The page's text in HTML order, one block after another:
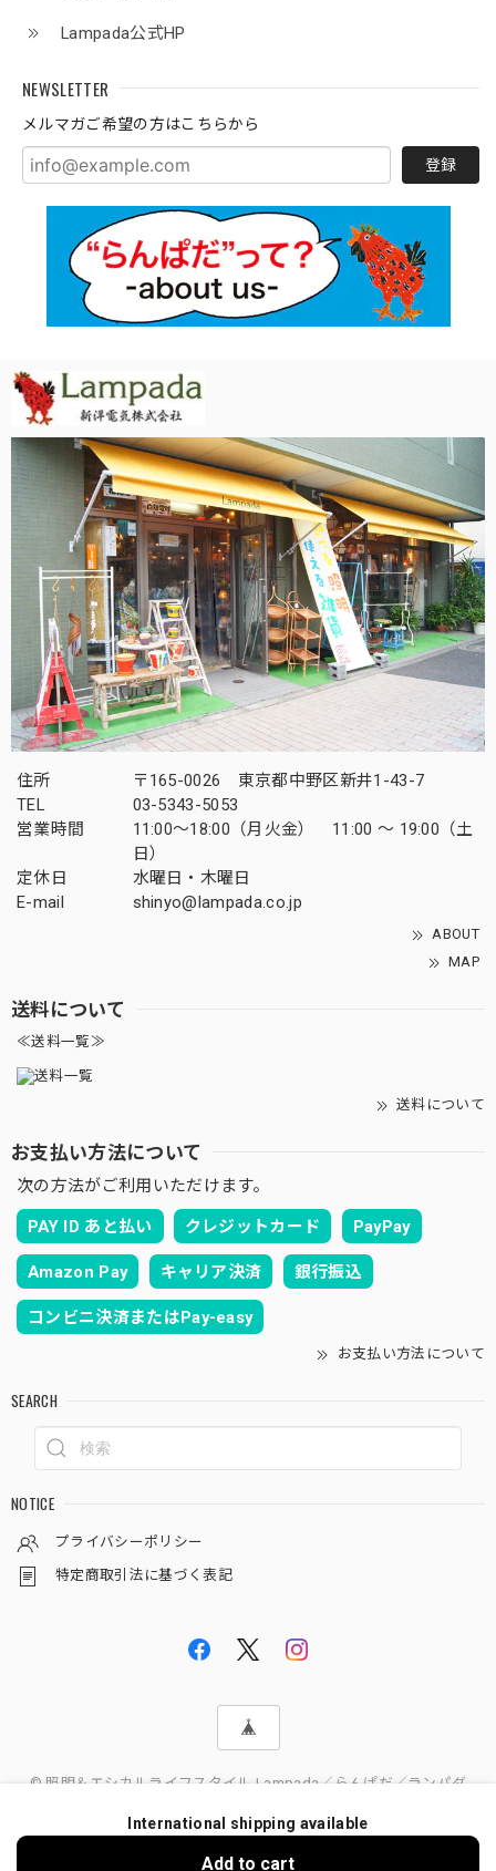
Lampada公式HP
NEWSLETTER
メルマガご希望の方はこちらから
登録
住所
〒165-0026 東京都中野区新井1-43-7
TEL
03-5343-5053
営業時間
11:00～18:00（月火金） 11:00 ～ 19:00（土
日）
定休日
水曜日・木曜日
E-mail
shinyo@lampada.co.jp
ABOUT
MAP
送料について
≪送料一覧≫
送料について
お支払い方法について
次の方法がご利用いただけます。
PAY ID あと払い クレジットカード PayPay
Amazon Pay キャリア決済 銀行振込
コンビニ決済またはPay-easy
お支払い方法について
SEARCH
NOTICE
プライバシーポリシー
特定商取引法に基づく表記
© 照明＆エシカルライフスタイル Lampada／らんぱだ／ランパダ
International shipping available
Add to cart